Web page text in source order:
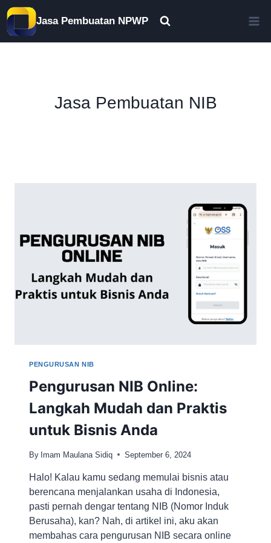
Skip
to
content
Jasa Pembuatan NPWP
Jasa Pembuatan NIB
PENGURUSAN NIB
Pengurusan NIB Online:
Langkah Mudah dan Praktis
untuk Bisnis Anda
By Imam Maulana Sidiq September 6, 2024
Halo! Kalau kamu sedang memulai bisnis atau
berencana menjalankan usaha di Indonesia,
pasti pernah dengar tentang NIB (Nomor Induk
Berusaha), kan? Nah, di artikel ini, aku akan
membahas cara pengurusan NIB secara online